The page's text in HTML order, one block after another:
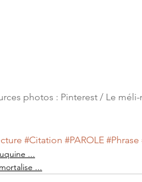
photos : Pinterest / Le
#Citation #PAROLE #Phrase
...
...